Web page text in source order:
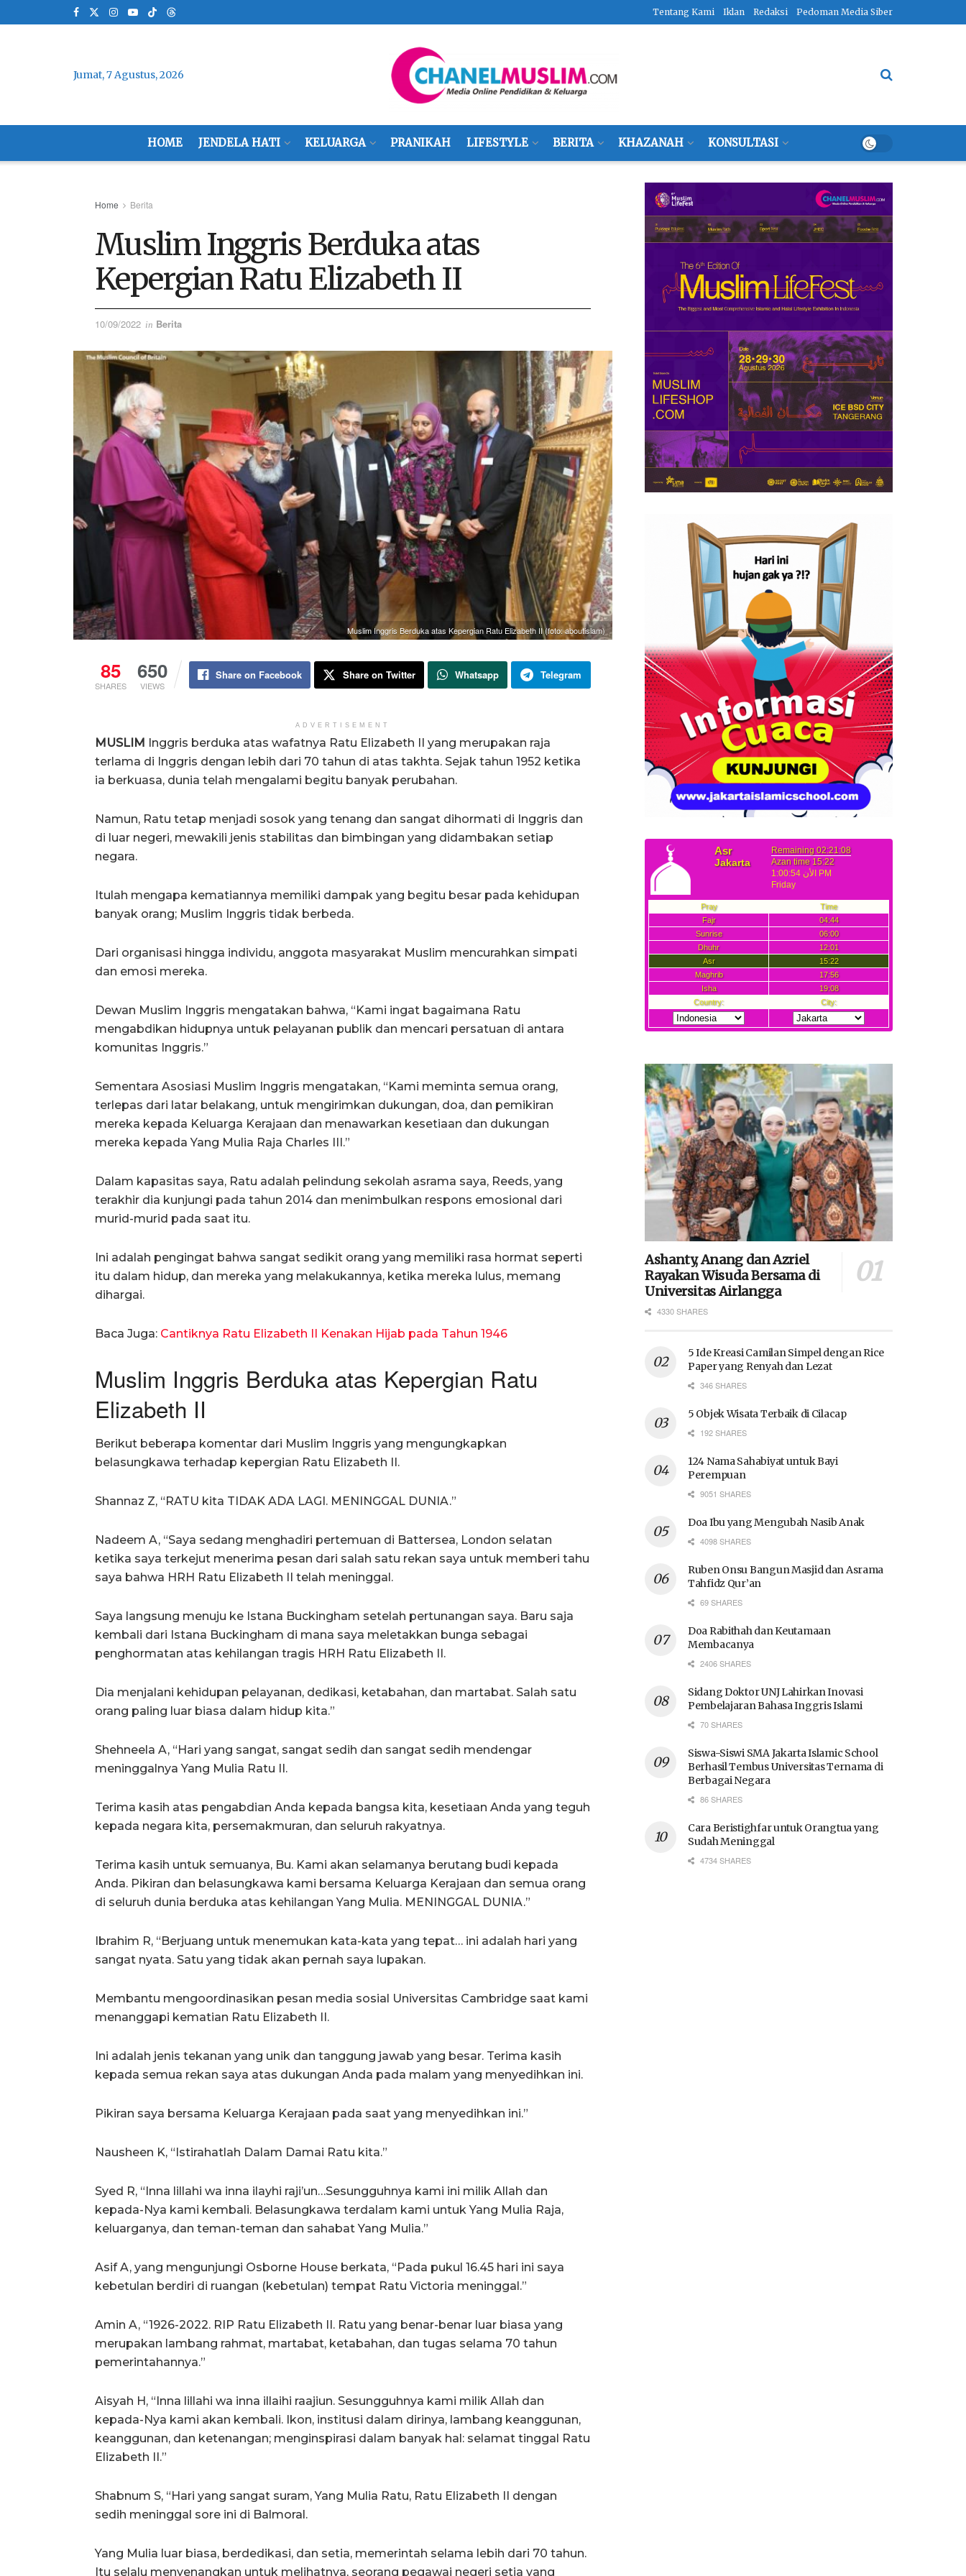
Tentang Kami Iklan Redaksi Pedoman Media Siber
Jumat, 7 Agustus, 2026
HOME JENDELA HATI KELUARGA PRANIKAH LIFESTYLE BERITA KHAZANAH KONSULTASI
Home Berita
Muslim Inggris Berduka atas
Kepergian Ratu Elizabeth II
10/09/2022 in Berita
Muslim Inggris Berduka atas Kepergian Ratu Elizabeth II (foto: aboutislam)
85
SHARES
650
VIEWS
Share on Facebook Share on Twitter Whatsapp Telegram
ADVERTISEMENT
MUSLIM Inggris berduka atas wafatnya Ratu Elizabeth II yang merupakan raja
terlama di Inggris dengan lebih dari 70 tahun di atas takhta. Sejak tahun 1952 ketika
ia berkuasa, dunia telah mengalami begitu banyak perubahan.
Namun, Ratu tetap menjadi sosok yang tenang dan sangat dihormati di Inggris dan
di luar negeri, mewakili jenis stabilitas dan bimbingan yang didambakan setiap
negara.
Itulah mengapa kematiannya memiliki dampak yang begitu besar pada kehidupan
banyak orang; Muslim Inggris tidak berbeda.
Dari organisasi hingga individu, anggota masyarakat Muslim mencurahkan simpati
dan emosi mereka.
Dewan Muslim Inggris mengatakan bahwa, “Kami ingat bagaimana Ratu
mengabdikan hidupnya untuk pelayanan publik dan mencari persatuan di antara
komunitas Inggris.”
Sementara Asosiasi Muslim Inggris mengatakan, “Kami meminta semua orang,
terlepas dari latar belakang, untuk mengirimkan dukungan, doa, dan pemikiran
mereka kepada Keluarga Kerajaan dan menawarkan kesetiaan dan dukungan
mereka kepada Yang Mulia Raja Charles III.”
Dalam kapasitas saya, Ratu adalah pelindung sekolah asrama saya, Reeds, yang
terakhir dia kunjungi pada tahun 2014 dan menimbulkan respons emosional dari
murid-murid pada saat itu.
Ini adalah pengingat bahwa sangat sedikit orang yang memiliki rasa hormat seperti
itu dalam hidup, dan mereka yang melakukannya, ketika mereka lulus, memang
dihargai.
Baca Juga: Cantiknya Ratu Elizabeth II Kenakan Hijab pada Tahun 1946
Muslim Inggris Berduka atas Kepergian Ratu
Elizabeth II
Berikut beberapa komentar dari Muslim Inggris yang mengungkapkan
belasungkawa terhadap kepergian Ratu Elizabeth II.
Shannaz Z, “RATU kita TIDAK ADA LAGI. MENINGGAL DUNIA.”
Nadeem A, “Saya sedang menghadiri pertemuan di Battersea, London selatan
ketika saya terkejut menerima pesan dari salah satu rekan saya untuk memberi tahu
saya bahwa HRH Ratu Elizabeth II telah meninggal.
Saya langsung menuju ke Istana Buckingham setelah pertunangan saya. Baru saja
kembali dari Istana Buckingham di mana saya meletakkan bunga sebagai
penghormatan atas kehilangan tragis HRH Ratu Elizabeth II.
Dia menjalani kehidupan pelayanan, dedikasi, ketabahan, dan martabat. Salah satu
orang paling luar biasa dalam hidup kita.”
Shehneela A, “Hari yang sangat, sangat sedih dan sangat sedih mendengar
meninggalnya Yang Mulia Ratu II.
Terima kasih atas pengabdian Anda kepada bangsa kita, kesetiaan Anda yang teguh
kepada negara kita, persemakmuran, dan seluruh rakyatnya.
Terima kasih untuk semuanya, Bu. Kami akan selamanya berutang budi kepada
Anda. Pikiran dan belasungkawa kami bersama Keluarga Kerajaan dan semua orang
di seluruh dunia berduka atas kehilangan Yang Mulia. MENINGGAL DUNIA.”
Ibrahim R, “Berjuang untuk menemukan kata-kata yang tepat… ini adalah hari yang
sangat nyata. Satu yang tidak akan pernah saya lupakan.
Membantu mengoordinasikan pesan media sosial Universitas Cambridge saat kami
menanggapi kematian Ratu Elizabeth II.
Ini adalah jenis tekanan yang unik dan tanggung jawab yang besar. Terima kasih
kepada semua rekan saya atas dukungan Anda pada malam yang menyedihkan ini.
Pikiran saya bersama Keluarga Kerajaan pada saat yang menyedihkan ini.”
Nausheen K, “Istirahatlah Dalam Damai Ratu kita.”
Syed R, “Inna lillahi wa inna ilayhi raji’un…Sesungguhnya kami ini milik Allah dan
kepada-Nya kami kembali. Belasungkawa terdalam kami untuk Yang Mulia Raja,
keluarganya, dan teman-teman dan sahabat Yang Mulia.”
Asif A, yang mengunjungi Osborne House berkata, “Pada pukul 16.45 hari ini saya
kebetulan berdiri di ruangan (kebetulan) tempat Ratu Victoria meninggal.”
Amin A, “1926-2022. RIP Ratu Elizabeth II. Ratu yang benar-benar luar biasa yang
merupakan lambang rahmat, martabat, ketabahan, dan tugas selama 70 tahun
pemerintahannya.”
Aisyah H, “Inna lillahi wa inna illaihi raajiun. Sesungguhnya kami milik Allah dan
kepada-Nya kami akan kembali. Ikon, institusi dalam dirinya, lambang keanggunan,
keanggunan, dan ketenangan; menginspirasi dalam banyak hal: selamat tinggal Ratu
Elizabeth II.”
Shabnum S, “Hari yang sangat suram, Yang Mulia Ratu, Ratu Elizabeth II dengan
sedih meninggal sore ini di Balmoral.
Yang Mulia luar biasa, berdedikasi, dan setia, memerintah selama lebih dari 70 tahun.
Itu selalu menyenangkan untuk melihatnya, seorang pegawai negeri setia yang
Ashanty, Anang dan Azriel
Rayakan Wisuda Bersama di
Universitas Airlangga
4330 SHARES
5 Ide Kreasi Camilan Simpel dengan Rice
Paper yang Renyah dan Lezat
346 SHARES
5 Objek Wisata Terbaik di Cilacap
192 SHARES
124 Nama Sahabiyat untuk Bayi
Perempuan
9051 SHARES
Doa Ibu yang Mengubah Nasib Anak
4098 SHARES
Ruben Onsu Bangun Masjid dan Asrama
Tahfidz Qur’an
69 SHARES
Doa Rabithah dan Keutamaan
Membacanya
2406 SHARES
Sidang Doktor UNJ Lahirkan Inovasi
Pembelajaran Bahasa Inggris Islami
70 SHARES
Siswa-Siswi SMA Jakarta Islamic School
Berhasil Tembus Universitas Ternama di
Berbagai Negara
86 SHARES
Cara Beristighfar untuk Orangtua yang
Sudah Meninggal
4734 SHARES